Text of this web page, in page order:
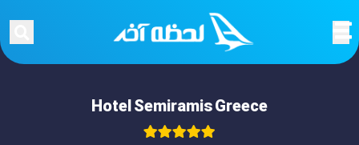
Hotel Semiramis Greece